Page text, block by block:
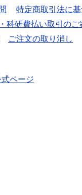
特定商取引法に
科研費払い取引のご
ご注文の取り消し
ページ